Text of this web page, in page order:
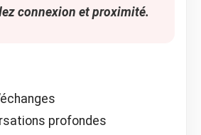
connexion et proximité.
profondes